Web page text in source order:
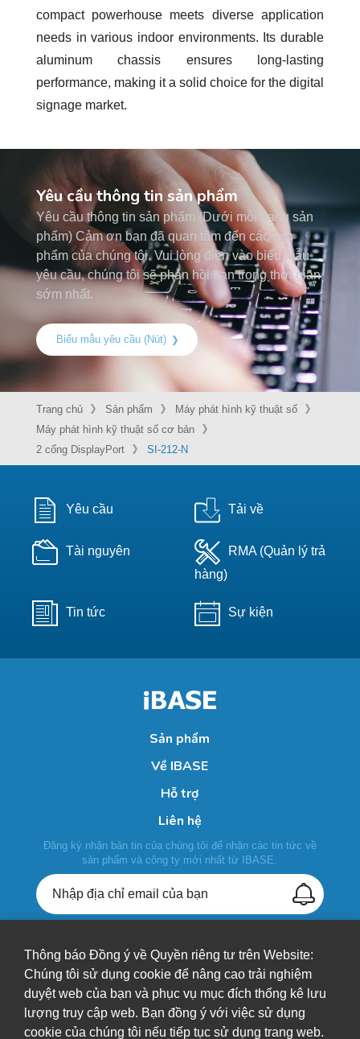
compact powerhouse meets diverse application
needs in various indoor environments. Its durable
aluminum chassis ensures long-lasting
performance, making it a solid choice for the digital
signage market.
Yêu cầu thông tin sản phẩm
Yêu cầu thông tin sản phẩm (Dưới mỗi trang sản
phẩm) Cảm ơn bạn đã quan tâm đến các sản
phẩm của chúng tôi. Vui lòng điền vào biểu mẫu
yêu cầu, chúng tôi sẽ phản hồi bạn trong thời gian
sớm nhất.
Biểu mẫu yêu cầu (Nút)
Trang chủ Sản phẩm
Máy phát hình kỹ thuật số
Máy phát hình kỹ thuật số cơ bản
2 cổng DisplayPort
SI-212-N
Yêu cầu Tải về
Tài nguyên
RMA (Quản lý trả
hàng)
Tin tức Sự kiện
Sản phẩm
Về IBASE
Hỗ trợ
Liên hệ
Đăng ký nhận bản tin của chúng tôi để nhận các tin tức về
sản phẩm và công ty mới nhất từ IBASE.
+886-2-26557588
sales@ibase.com.tw
Bldg. F, 15F-1, No. 3, Yuanqu Street, Nangang Dist., Taipei
Thông báo Đồng ý về Quyền riêng tư trên Website:
Chúng tôi sử dụng cookie để nâng cao trải nghiệm
duyệt web của bạn và phục vụ mục đích thống kê lưu
lượng truy cập web. Bạn đồng ý với việc sử dụng
cookie của chúng tôi nếu tiếp tục sử dụng trang web.